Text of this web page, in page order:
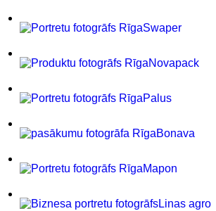
Swaper
Novapack
Palus
Bonava
Mapon
Linas agro